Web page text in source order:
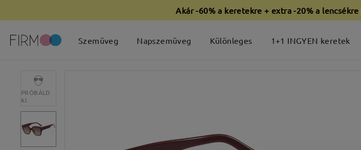
Akár -60% a keretekre + extra -20% a lencsékre
Szemüveg Napszemüveg Különleges 1+1 INGYEN keretek
PRÓBÁLD
KI